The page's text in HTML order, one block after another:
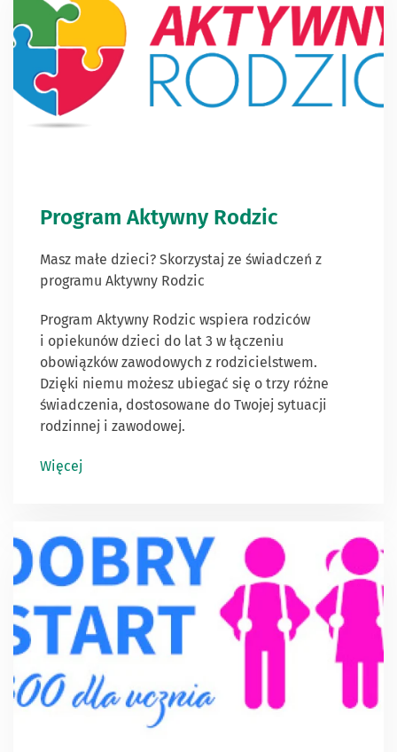
Program Aktywny Rodzic
Masz małe dzieci? Skorzystaj ze świadczeń z
programu Aktywny Rodzic
Program Aktywny Rodzic wspiera rodziców
i opiekunów dzieci do lat 3 w łączeniu
obowiązków zawodowych z rodzicielstwem.
Dzięki niemu możesz ubiegać się o trzy różne
świadczenia, dostosowane do Twojej sytuacji
rodzinnej i zawodowej.
Więcej